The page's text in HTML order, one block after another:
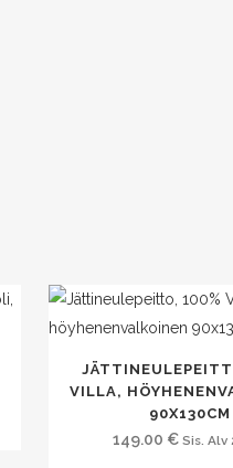
VILLA,
90X130CM
149.00 € Sis. Alv